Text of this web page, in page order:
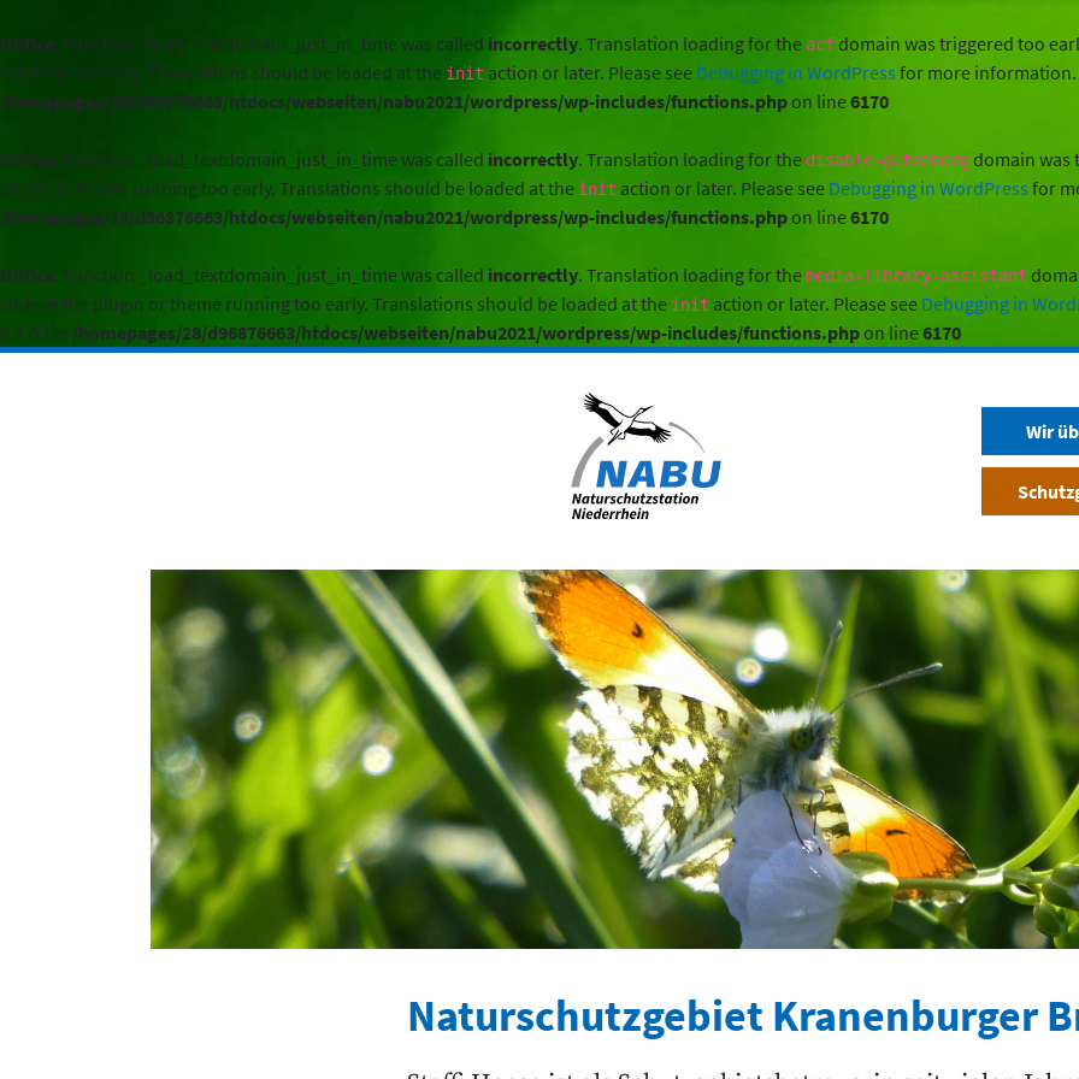
Notice: Function _load_textdomain_just_in_time was called incorrectly. Translation loading for the acfdomain was triggered too
running too early. Translations should be loaded at the init action or later. Please see Debugging in WordPress for more information.
/homepages/28/d96876663/htdocs/webseiten/nabu2021/wordpress/wp-includes/functions.phpon line6170
Notice: Function _load_textdomain_just_in_time was called incorrectly. Translation loading for the disable-gutenberg domain was
plugin or theme running too early. Translations should be loaded at the init action or later. Please see Debugging in WordPress for
/homepages/28/d96876663/htdocs/webseiten/nabu2021/wordpress/wp-includes/functions.phpon line6170
Notice: Function _load_textdomain_just_in_time was called incorrectly. Translation loading for themedia-library-assistant
code in the plugin or theme running too early. Translations should be loaded at the init action or later. Please see Debugging in
6.7.0.) in /homepages/28/d96876663/htdocs/webseiten/nabu2021/wordpress/wp-includes/functions.phpon line6170
Wir
Naturschutzgebiet Kranenburger